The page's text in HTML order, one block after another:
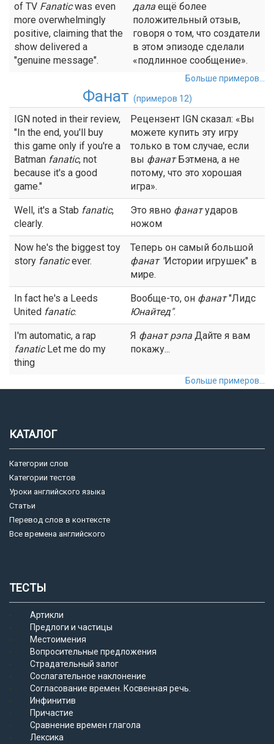
of TV Fanaticwas even
more overwhelmingly
positive, claiming that the
show delivered a
"genuine message".
дала ещё более
положительный отзыв,
говоря о том, что создатели
в этом эпизоде сделали
«подлинное сообщение».
Больше примеров...
Фанат (примеров 12)
IGN noted in their review,
"In the end, you'll buy
this game only if you're a
Batman fanatic, not
because it's a good
game."
Рецензент IGN сказал: «Вы
можете купить эту игру
только в том случае, если
вы фанатБэтмена, а не
потому, что это хорошая
игра».
Well, it's a Stab fanatic,
clearly.
Это явно фанатударов
ножом
Now he's the biggest toy
story fanaticever.
Теперь он самый большой
фанат"Истории игрушек" в
мире.
In fact he's a Leeds
United fanatic.
Вообще-то, он фанат"Лидс
Юнайтед".
I'm automatic, a rap
fanaticLet me do my
thing
Я фанат рэпа Дайте я вам
покажу...
Больше примеров...
КАТАЛОГ
Категории слов
Категории тестов
Уроки английского языка
Статьи
Перевод слов в контексте
Все времена английского
ТЕСТЫ
Артикли
Предлоги и частицы
Местоимения
Вопросительные предложения
Страдательный залог
Сослагательное наклонение
Согласование времен. Косвенная речь.
Инфинитив
Причастие
Сравнение времен глагола
Лексика